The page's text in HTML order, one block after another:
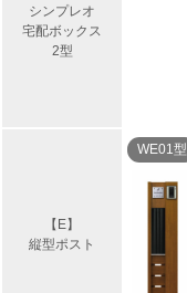
シンプレオ
宅配ボックス
2型
【E】
縦型ポスト
WE01型